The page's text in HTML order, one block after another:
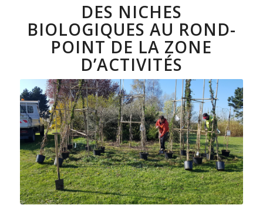
DES NICHES
BIOLOGIQUES AU ROND-
POINT DE LA ZONE
D’ACTIVITÉS